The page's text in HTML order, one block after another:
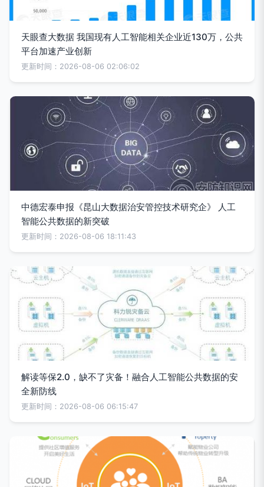
天眼查大数据 我国现有人工智能相关企业近130万，公共
平台加速产业创新
更新时间：2026-08-06 02:06:02
中德宏泰申报《昆山大数据治安管控技术研究企》 人工
智能公共数据的新突破
更新时间：2026-08-06 18:11:43
解读等保2.0，缺不了灾备！融合人工智能公共数据的安
全新防线
更新时间：2026-08-06 06:15:47